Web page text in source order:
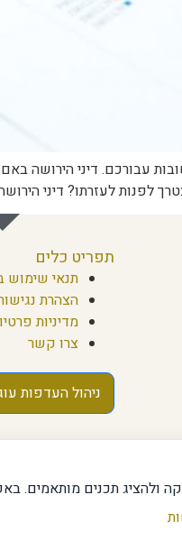
עבורכם. דיני הירושה
הירושה בארץ מוסדרים בחוק
תפריט כלים
תנאי שימוש
הצהרת
מדיניות
צרו קשר
ניהול העדפות
ומקצועי בתחומים
המשתמש ולספק תשובות
אך הוא אינו מחליף
ולהציג תכנים מותאמים.